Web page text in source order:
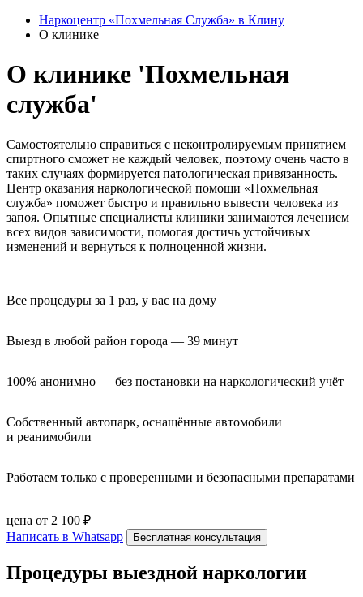
Наркоцентр «Похмельная Служба» в Клину
О клинике
О клинике 'Похмельная
служба'
Самостоятельно справиться с неконтролируемым принятием
спиртного сможет не каждый человек, поэтому очень часто в
таких случаях формируется патологическая привязанность.
Центр оказания наркологической помощи «Похмельная
служба» поможет быстро и правильно вывести человека из
запоя. Опытные специалисты клиники занимаются лечением
всех видов зависимости, помогая достичь устойчивых
изменений и вернуться к полноценной жизни.
Все процедуры за 1 раз, у вас на дому
Выезд в любой район города — 39 минут
100% анонимно — без постановки на наркологический учёт
Собственный автопарк, оснащённые автомобили
и реанимобили
Работаем только с проверенными и безопасными препаратами
цена от 2 100 ₽
Написать в Whatsapp
Бесплатная консультация
Процедуры выездной наркологии